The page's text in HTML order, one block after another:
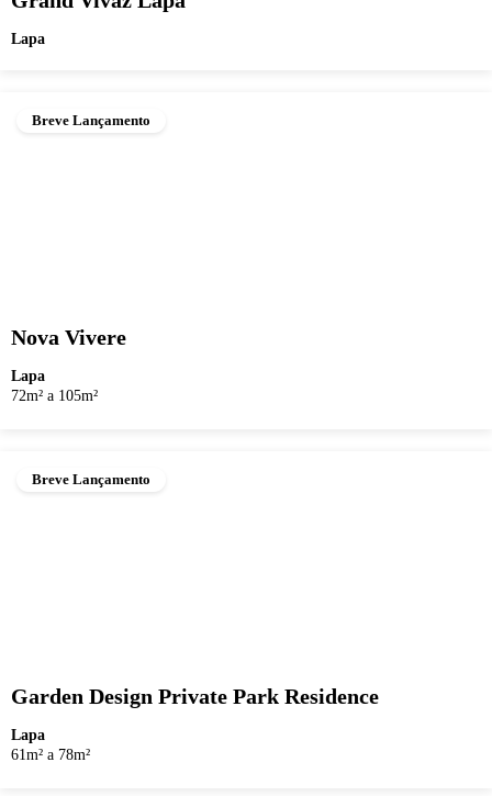
Lapa
Breve Lançamento
Nova Vivere
Lapa
72m² a 105m²
Breve Lançamento
Garden Design Private Park Residence
Lapa
61m² a 78m²